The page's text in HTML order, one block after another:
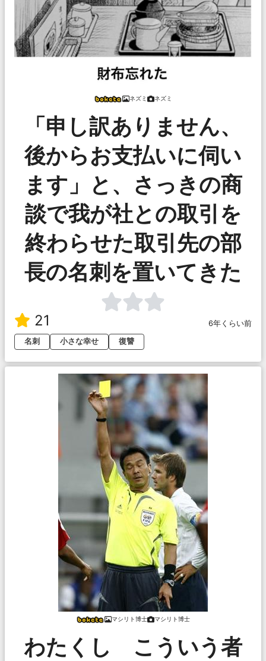
ネズミ ネズミ
「申し訳ありません、
後からお支払いに伺い
ます」と、さっきの商
談で我が社との取引を
終わらせた取引先の部
長の名刺を置いてきた
21
6年くらい前
名刺
小さな幸せ 復讐
マシリト博士 マシリト博士
わたくし こういう者